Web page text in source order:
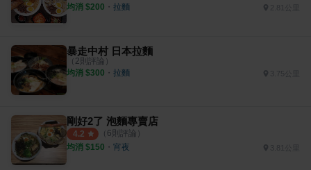
均消 $200 ・ 拉麵
暴走中村 日本拉麵
（ 2則評論）
均消 $300 ・ 拉麵 3.75公里
剛好2了 泡麵專賣店
4.2 （ 6則評論）
均消 $150 ・ 宵夜